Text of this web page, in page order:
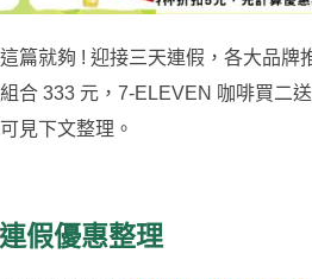
篇就夠 ! 迎接三天連假，各大品牌
合 333 元，7-ELEVEN 咖啡買二
見下文整理。
假優惠整理